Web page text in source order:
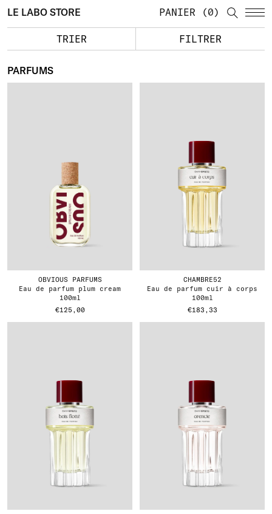
LE LABO STORE PANIER 0
TRIER FILTRER
PARFUMS
OBVIOUS PARFUMS
eau de parfum plum cream
100ml
€125,00
CHAMBRE52
eau de parfum cuir à corps
100ml
€183,33